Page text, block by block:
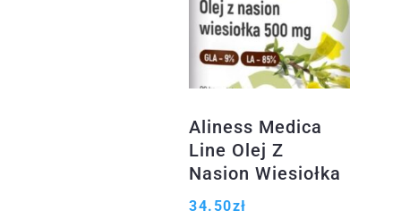
Aliness Medica
Line Olej Z
Nasion Wiesiołka
500Mg 90Kaps.
34.50zł